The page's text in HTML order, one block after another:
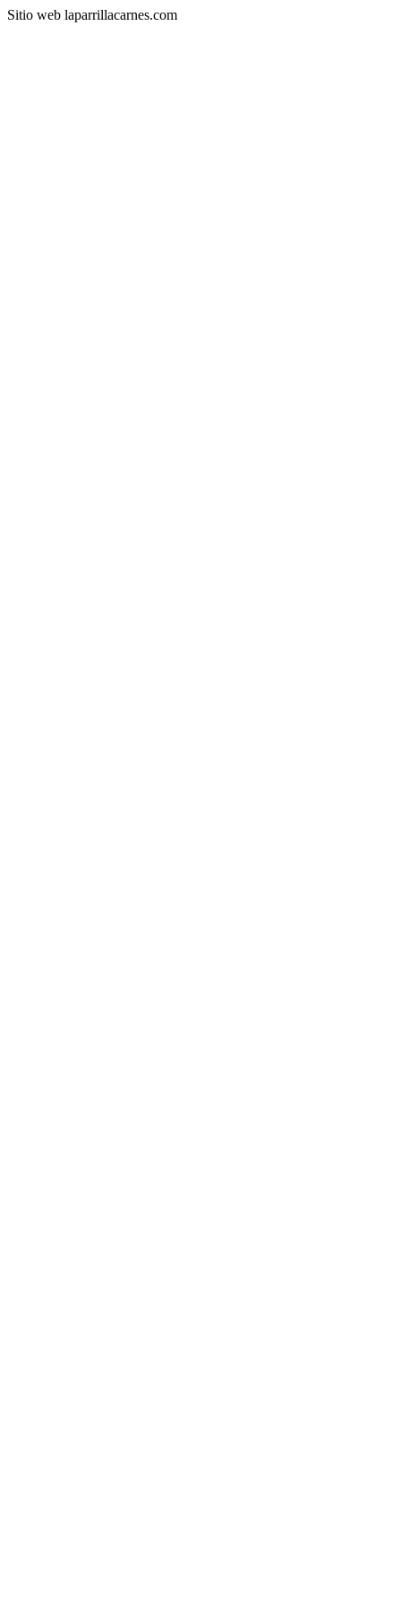
Sitio web laparrillacarnes.com